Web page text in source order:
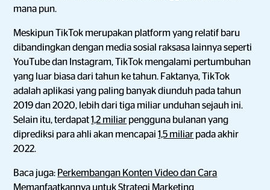
mana pun.
Meskipun TikTok merupakan platform yang relatif baru
dibandingkan dengan media sosial raksasa lainnya seperti
YouTube dan Instagram, TikTok mengalami pertumbuhan
yang luar biasa dari tahun ke tahun. Faktanya, TikTok
adalah aplikasi yang paling banyak diunduh pada tahun
2019 dan 2020, lebih dari tiga miliar unduhan sejauh ini.
Selain itu, terdapat1,2 miliar pengguna bulanan yang
diprediksi para ahli akan mencapai1,5 miliar pada akhir
2022.
Baca juga: Perkembangan Konten Video dan Cara
Memanfaatkannya untuk Strategi Marketing